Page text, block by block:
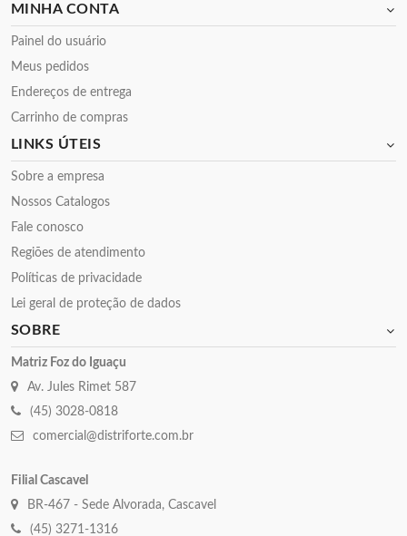
MINHA CONTA
Painel do usuário
Meus pedidos
Endereços de entrega
Carrinho de compras
LINKS ÚTEIS
Sobre a empresa
Nossos Catalogos
Fale conosco
Regiões de atendimento
Políticas de privacidade
Lei geral de proteção de dados
SOBRE
Matriz Foz do Iguaçu
Av. Jules Rimet 587
(45) 3028-0818
comercial@distriforte.com.br
Filial Cascavel
BR-467 - Sede Alvorada, Cascavel
(45) 3271-1316